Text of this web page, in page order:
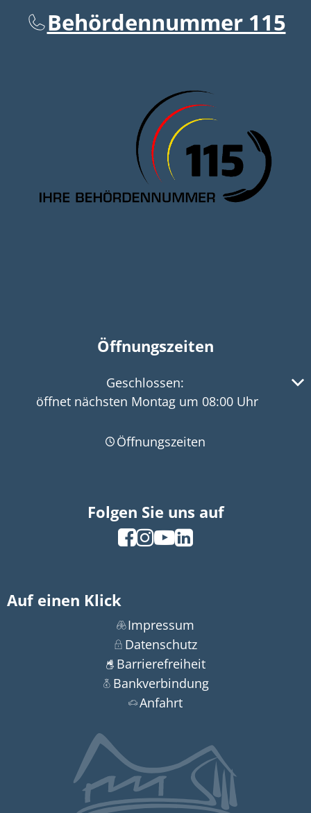
Behördennummer 115
Öffnungszeiten
Klicken, um weitere Öffnungs- oder Schließzeiten
Geschlossen:
öffnet nächsten Montag um 08:00 Uhr
Öffnungszeiten
Folgen Sie uns auf
Auf einen Klick
Impressum
Datenschutz
Barrierefreiheit
Bankverbindung
Anfahrt